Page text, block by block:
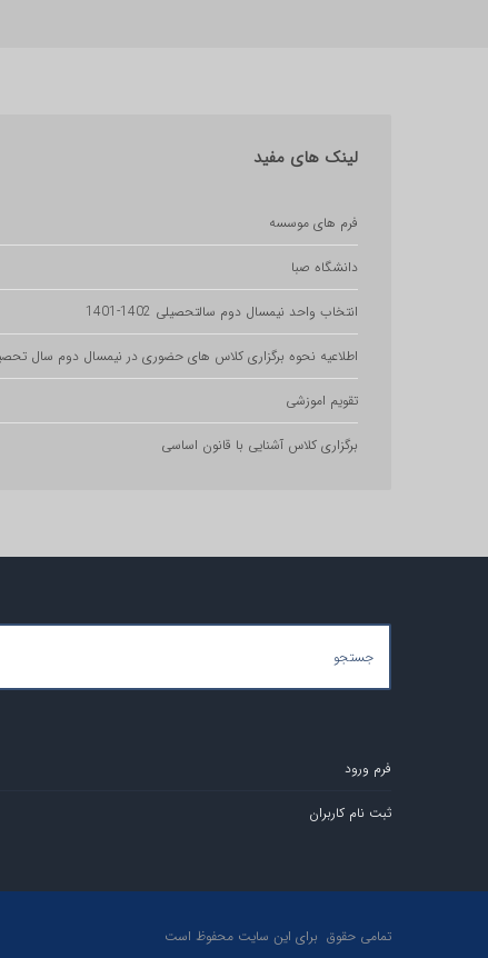
لینک های مفید
فرم های موسسه
دانشگاه صبا
انتخاب واحد نیمسال دوم سالتحصیلی 1402-1401
اطلاعیه نحوه برگزاری کلاس های حضوری در نیمسال دوم سال تحصیلی 1400-
تقویم اموزشی
برگزاری کلاس آشنایی با قانون اساسی
فرم ورود
ثبت نام کاربران
تمامی حقوق برای این سایت محفوظ است